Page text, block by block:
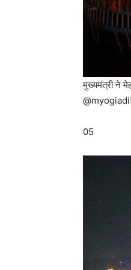
मुख्यमंत्री ने
05